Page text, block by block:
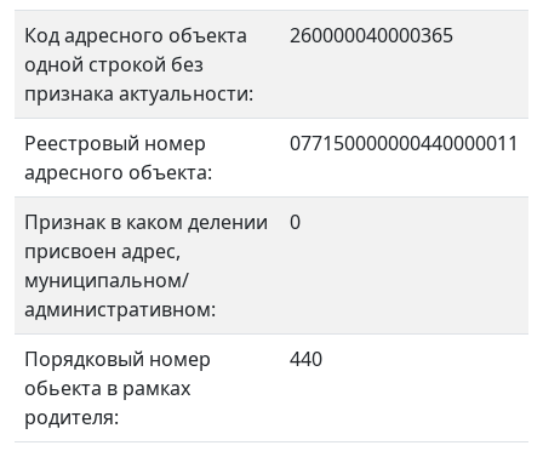
Код адресного объекта
одной строкой без
признака актуальности:
260000040000365
Реестровый номер
адресного объекта:
077150000000440000011
Признак в каком делении
присвоен адрес,
муниципальном/
административном:
0
Порядковый номер
обьекта в рамках
родителя:
440